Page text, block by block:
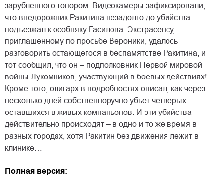
зарубленного топором. Видео­камеры зафиксировали,
что внедорожник Ракитина незадолго до убийства
подъезжал к особняку Гасилова. Экстрасенсу,
приглашенному по просьбе Вероники, удалось
разговорить остающегося в беспамятстве Ракитина, и
тот сообщил, что он – подполковник Первой мировой
войны Лукомников, участвующий в боевых действиях!
Кроме того, олигарх в подробностях описал, как через
несколько дней собственноручно убьет четверых
оставшихся в живых компаньонов. И эти убийства
действительно происходят – в одно и то же время в
разных городах, хотя Ракитин без движения лежит в
клинике…
Полная версия: